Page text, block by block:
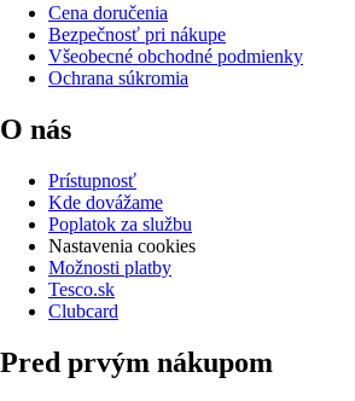
Cena doručenia
Bezpečnosť pri nákupe
Všeobecné obchodné podmienky
Ochrana súkromia
O nás
Prístupnosť
Kde dovážame
Poplatok za službu
Nastavenia cookies
Možnosti platby
Tesco.sk
Clubcard
Pred prvým nákupom